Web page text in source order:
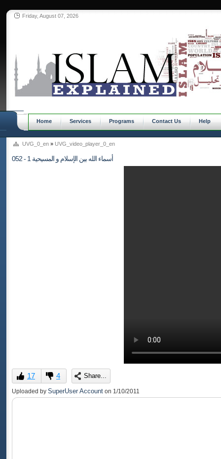
Friday, August 07, 2026
Home Services Programs Contact Us Help
UVG_0_en » UVG_video_player_0_en
052 - أسماء الله بين الإسلام و المسيحية 1
17 4 Share...
Uploaded by SuperUser Account on 1/10/2011